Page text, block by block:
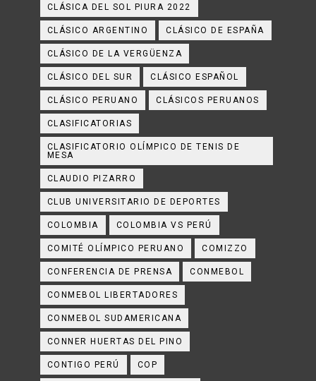
CLÁSICA DEL SOL PIURA 2022
CLÁSICO ARGENTINO CLÁSICO DE ESPAÑA
CLÁSICO DE LA VERGÜENZA
CLÁSICO DEL SUR CLÁSICO ESPAÑOL
CLÁSICO PERUANO CLÁSICOS PERUANOS
CLASIFICATORIAS
CLASIFICATORIO OLÍMPICO DE TENIS DE
MESA
CLAUDIO PIZARRO
CLUB UNIVERSITARIO DE DEPORTES
COLOMBIA COLOMBIA VS PERÚ
COMITÉ OLÍMPICO PERUANO COMIZZO
CONFERENCIA DE PRENSA CONMEBOL
CONMEBOL LIBERTADORES
CONMEBOL SUDAMERICANA
CONNER HUERTAS DEL PINO
CONTIGO PERÚ COP